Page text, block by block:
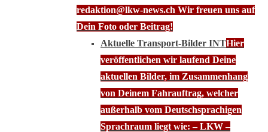
redaktion@lkw-news.ch Wir freuen uns auf
Dein Foto oder Beitrag!
Aktuelle Transport-Bilder INTHier
veröffentlichen wir laufend Deine
aktuellen Bilder, im Zusammenhang
von Deinem Fahrauftrag, welcher
außerhalb vom Deutschsprachigen
Sprachraum liegt wie: – LKW –